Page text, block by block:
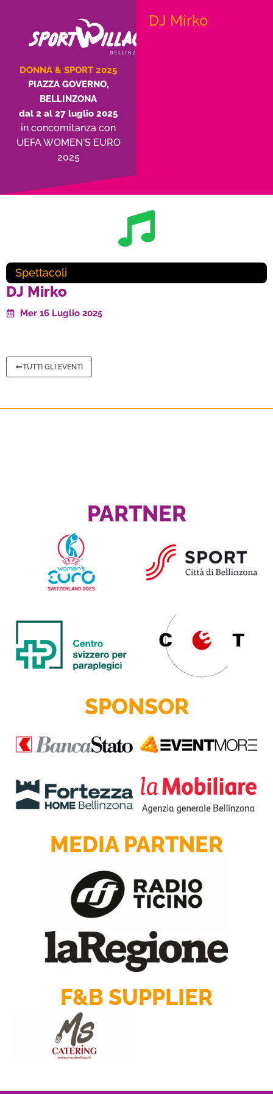
DONNA & SPORT 2025
PIAZZA GOVERNO,
BELLINZONA
dal 2 al 27 luglio 2025
in concomitanza con
UEFA WOMEN'S EURO
2025
DJ Mirko
TUTTI GLI EVENTI
Spettacoli
DJ Mirko
Mer 16 Luglio 2025
PARTNER
SPONSOR
MEDIA PARTNER
F&B SUPPLIER